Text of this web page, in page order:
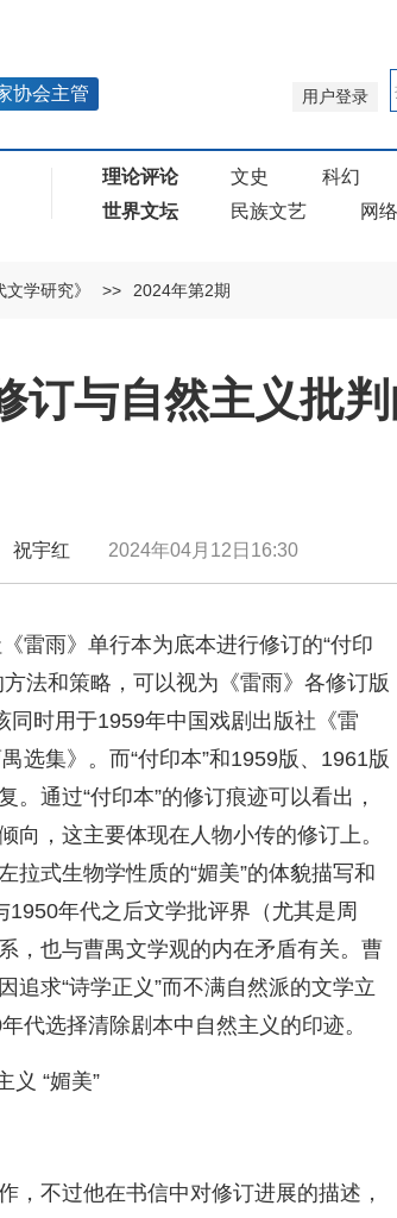
用户登录
协会主管
理论评论 文史 科幻
世界文坛
民族文艺 网
文学研究》 >> 2024年第2期
订与自然主义批
| 祝宇红 2024年04月12日16:30
雷雨》单行本为底本进行修订的“付印
法和策略，可以视为《雷雨》各修订版
同时用于1959年中国戏剧出版社《雷
选集》。而“付印本”和1959版、1961版
通过“付印本”的修订痕迹可以看出，
向，这主要体现在人物小传的修订上。
拉式生物学性质的“媚美”的体貌描写和
年代之后文学批评界（尤其是周
，也与曹禺文学观的内在矛盾有关。曹
追求“诗学正义”而不满自然派的文学立
代选择清除剧本中自然主义的印迹。
义 “媚美”
，不过他在书信中对修订进展的描述，